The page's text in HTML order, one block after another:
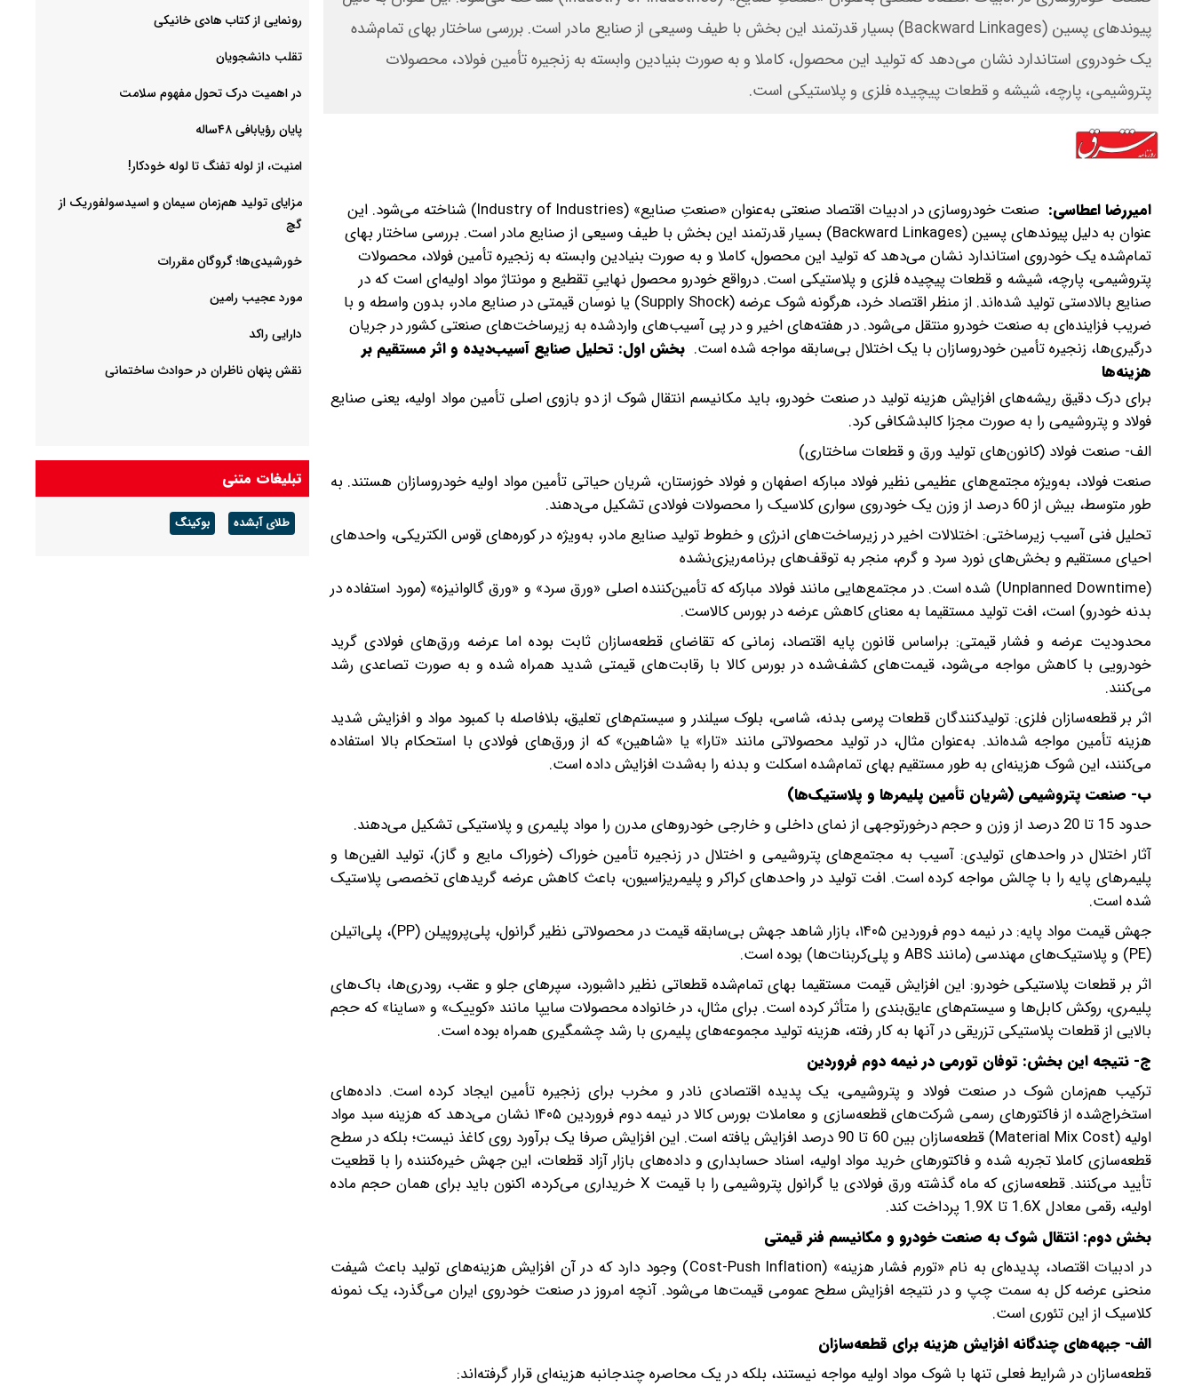
پیوندهای پسین (Backward Linkages) بسیار قدرتمند این بخش با طیف وسیعی از صنایع مادر است. بررسی ساختار بهای تمام‌شده
یک خودروی استاندارد نشان می‌دهد که تولید این محصول، کاملا و به صورت بنیادین وابسته به زنجیره تأمین فولاد، محصولات
پتروشیمی، پارچه، شیشه و قطعات پیچیده فلزی و پلاستیکی است.
امیررضا اعطاسی:
صنعت خودروسازی در ادبیات اقتصاد صنعتی به‌عنوان «صنعتِ صنایع» (Industry of Industries) شناخته می‌شود. این
عنوان به دلیل پیوندهای پسین (Backward Linkages) بسیار قدرتمند این بخش با طیف وسیعی از صنایع مادر است. بررسی ساختار بهای
تمام‌شده یک خودروی استاندارد نشان می‌دهد که تولید این محصول، کاملا و به صورت بنیادین وابسته به زنجیره تأمین فولاد، محصولات
پتروشیمی، پارچه، شیشه و قطعات پیچیده فلزی و پلاستیکی است. درواقع خودرو محصول نهاییِ تقطیع و مونتاژ مواد اولیه‌ای است که در
صنایع بالادستی تولید شده‌اند. از منظر اقتصاد خرد، هرگونه شوک عرضه (Supply Shock) یا نوسان قیمتی در صنایع مادر، بدون واسطه و با
ضریب فزاینده‌ای به صنعت خودرو منتقل می‌شود. در هفته‌های اخیر و در پی آسیب‌های واردشده به زیرساخت‌های صنعتی کشور در جریان
درگیری‌ها، زنجیره تأمین خودروسازان با یک اختلال بی‌سابقه مواجه شده است. بخش اول: تحلیل صنایع آسیب‌دیده و اثر مستقیم بر
هزینه‌ها
برای درک دقیق ریشه‌های افزایش هزینه تولید در صنعت خودرو، باید مکانیسم انتقال شوک از دو بازوی اصلی تأمین مواد اولیه، یعنی صنایع
فولاد و پتروشیمی را به صورت مجزا کالبدشکافی کرد.
الف- صنعت فولاد (کانون‌های تولید ورق و قطعات ساختاری)
صنعت فولاد، به‌ویژه مجتمع‌های عظیمی نظیر فولاد مبارکه اصفهان و فولاد خوزستان، شریان حیاتی تأمین مواد اولیه خودروسازان هستند. به
طور متوسط، بیش از 60 درصد از وزن یک خودروی سواری کلاسیک را محصولات فولادی تشکیل می‌دهند.
تحلیل فنی آسیب زیرساختی: اختلالات اخیر در زیرساخت‌های انرژی و خطوط تولید صنایع مادر، به‌ویژه در کوره‌های قوس الکتریکی، واحدهای
احیای مستقیم و بخش‌های نورد سرد و گرم، منجر به توقف‌های برنامه‌ریزی‌نشده
(Unplanned Downtime) شده است. در مجتمع‌هایی مانند فولاد مبارکه که تأمین‌کننده اصلی «ورق سرد» و «ورق گالوانیزه» (مورد استفاده در
بدنه خودرو) است، افت تولید مستقیما به معنای کاهش عرضه در بورس کالاست.
محدودیت عرضه و فشار قیمتی: براساس قانون پایه اقتصاد، زمانی که تقاضای قطعه‌سازان ثابت بوده اما عرضه ورق‌های فولادی گرید
خودرویی با کاهش مواجه می‌شود، قیمت‌های کشف‌شده در بورس کالا با رقابت‌های قیمتی شدید همراه شده و به صورت تصاعدی رشد
می‌کنند.
اثر بر قطعه‌سازان فلزی: تولیدکنندگان قطعات پرسی بدنه، شاسی، بلوک سیلندر و سیستم‌های تعلیق، بلافاصله با کمبود مواد و افزایش شدید
هزینه تأمین مواجه شده‌اند. به‌عنوان مثال، در تولید محصولاتی مانند «تارا» یا «شاهین» که از ورق‌های فولادی با استحکام بالا استفاده
می‌کنند، این شوک هزینه‌ای به طور مستقیم بهای تمام‌شده اسکلت و بدنه را به‌شدت افزایش داده است.
ب- صنعت پتروشیمی (شریان تأمین پلیمرها و پلاستیک‌ها)
حدود 15 تا 20 درصد از وزن و حجم درخورتوجهی از نمای داخلی و خارجی خودروهای مدرن را مواد پلیمری و پلاستیکی تشکیل می‌دهند.
آثار اختلال در واحدهای تولیدی: آسیب به مجتمع‌های پتروشیمی و اختلال در زنجیره تأمین خوراک (خوراک مایع و گاز)، تولید الفین‌ها و
پلیمرهای پایه را با چالش مواجه کرده است. افت تولید در واحدهای کراکر و پلیمریزاسیون، باعث کاهش عرضه گریدهای تخصصی پلاستیک
شده است.
جهش قیمت مواد پایه: در نیمه دوم فروردین ۱۴۰۵، بازار شاهد جهش بی‌سابقه قیمت در محصولاتی نظیر گرانول، پلی‌پروپیلن (PP)، پلی‌اتیلن
(PE) و پلاستیک‌های مهندسی (مانند ABS و پلی‌کربنات‌ها) بوده است.
اثر بر قطعات پلاستیکی خودرو: این افزایش قیمت مستقیما بهای تمام‌شده قطعاتی نظیر داشبورد، سپرهای جلو و عقب، رودری‌ها، باک‌های
پلیمری، روکش کابل‌ها و سیستم‌های عایق‌بندی را متأثر کرده است. برای مثال، در خانواده محصولات سایپا مانند «کوییک» و «ساینا» که حجم
بالایی از قطعات پلاستیکی تزریقی در آنها به کار رفته، هزینه تولید مجموعه‌های پلیمری با رشد چشمگیری همراه بوده است.
ج- نتیجه این بخش: توفان تورمی در نیمه دوم فروردین
ترکیب هم‌زمان شوک در صنعت فولاد و پتروشیمی، یک پدیده اقتصادی نادر و مخرب برای زنجیره تأمین ایجاد کرده است. داده‌های
استخراج‌شده از فاکتورهای رسمی شرکت‌های قطعه‌سازی و معاملات بورس کالا در نیمه دوم فروردین ۱۴۰۵ نشان می‌دهد که هزینه سبد مواد
اولیه (Material Mix Cost) قطعه‌سازان بین 60 تا 90 درصد افزایش یافته است. این افزایش صرفا یک برآورد روی کاغذ نیست؛ بلکه در سطح
قطعه‌سازی کاملا تجربه شده و فاکتورهای خرید مواد اولیه، اسناد حسابداری و داده‌های بازار آزاد قطعات، این جهش خیره‌کننده را با قطعیت
تأیید می‌کنند. قطعه‌سازی که ماه گذشته ورق فولادی یا گرانول پتروشیمی را با قیمت X خریداری می‌کرده، اکنون باید برای همان حجم ماده
اولیه، رقمی معادل 1.6X تا 1.9X پرداخت کند.
بخش دوم: انتقال شوک به صنعت خودرو و مکانیسم فنر قیمتی
در ادبیات اقتصاد، پدیده‌ای به نام «تورم فشار هزینه» (Cost-Push Inflation) وجود دارد که در آن افزایش هزینه‌های تولید باعث شیفت
منحنی عرضه کل به سمت چپ و در نتیجه افزایش سطح عمومی قیمت‌ها می‌شود. آنچه امروز در صنعت خودروی ایران می‌گذرد، یک نمونه
کلاسیک از این تئوری است.
الف- جبهه‌های چندگانه افزایش هزینه برای قطعه‌سازان
قطعه‌سازان در شرایط فعلی تنها با شوک مواد اولیه مواجه نیستند، بلکه در یک محاصره چندجانبه هزینه‌ای قرار گرفته‌اند:
رونمایی از کتاب هادی خانیکی
‌تقلب دانشجویان
در اهمیت درک تحول مفهوم سلامت
پایان رؤیابافی ۴۸ساله
امنیت، از لوله تفنگ تا ‌لوله خودکار!
مزایای تولید هم‌زمان سیمان و اسیدسولفوریک از
گچ
خورشیدی‌ها؛ گروگان مقررات
مورد عجیب رامین
دارایی راکد
نقش پنهان ناظران در حوادث ساختمانی
تبلیغات متنی
طلای آبشده بوکینگ